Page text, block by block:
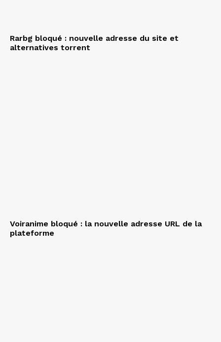
Rarbg bloqué : nouvelle adresse du site et
alternatives torrent
Voiranime bloqué : la nouvelle adresse URL de la
plateforme